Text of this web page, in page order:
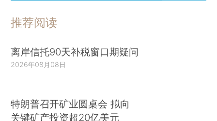
推荐阅读
离岸信托90天补税窗口期疑问
2026年08月08日
特朗普召开矿业圆桌会 拟向
关键矿产投资超20亿美元